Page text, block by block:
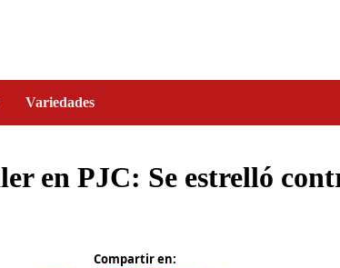
Variedades
en PJC: Se estrelló
Compartir en: